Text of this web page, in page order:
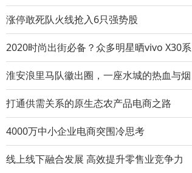
混动还得看理工男 奇瑞C-DM重新定义混动
风云A8正式亮相 奇瑞汽车携四大产品序列
醉美黔韵 贵品入浙 首届多彩贵州非遗文化
奇瑞汽车向联合国儿童基金会捐赠600万美
科技触手可及 洞见美好未来 2023奇瑞科技
以技术创变 洞见美好出行未来 2023奇瑞科
涨停敢死队火线抢入6只强势股
2020时尚出街必备？众多明星晒vivo X30系
淮安浪里马队徽出圈，一座水城的热血与烟
打通供需关系的原生态农产品电商之路
4000万中小企业电商突围冷思考
线上线下融合发展 高效提升零售业竞争力